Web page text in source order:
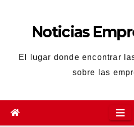
contenidoNoticias
El lugar donde encontrar
sobre las